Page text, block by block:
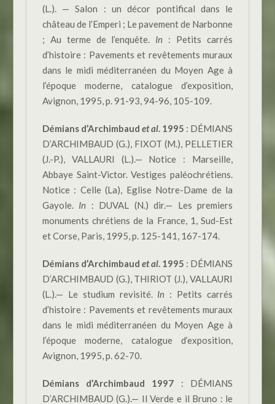
(L.). — Salon : un décor pontifical dans le
château de l’Emperi ; Le pavement de Narbonne
; Au terme de l’enquête. In : Petits carrés
d’histoire : Pavements et revêtements muraux
dans le midi méditerranéen du Moyen Age à
l’époque moderne, catalogue d’exposition,
Avignon, 1995, p. 91-93, 94-96, 105-109.
Démians d’Archimbaud et al. 1995 : DÉMIANS
D’ARCHIMBAUD (G.), FIXOT (M.), PELLETIER
(J.-P.), VALLAURI (L.).— Notice : Marseille,
Abbaye Saint-Victor. Vestiges paléochrétiens.
Notice : Celle (La), Eglise Notre-Dame de la
Gayole. In : DUVAL (N.) dir.— Les premiers
monuments chrétiens de la France, 1, Sud-Est
et Corse, Paris, 1995, p. 125-141, 167-174.
Démians d’Archimbaud et al. 1995 : DÉMIANS
D’ARCHIMBAUD (G.), THIRIOT (J.), VALLAURI
(L.).— Le studium revisité. In : Petits carrés
d’histoire : Pavements et revêtements muraux
dans le midi méditerranéen du Moyen Age à
l’époque moderne, catalogue d’exposition,
Avignon, 1995, p. 62-70.
Démians d’Archimbaud 1997 : DÉMIANS
D’ARCHIMBAUD (G.).— Il Verde e il Bruno : le